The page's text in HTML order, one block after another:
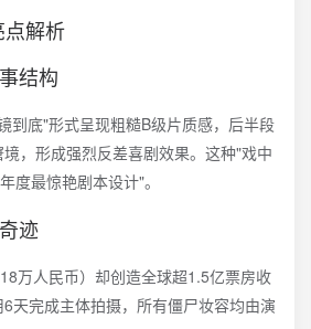
解析
结构
到底"形式呈现粗糙B级片质感，后半段
，形成强烈反差喜剧效果。这种"戏中
度最惊艳剧本设计"。
迹
万人民币）却创造全球超1.5亿票房收
天完成主体拍摄，所有僵尸妆容均由演